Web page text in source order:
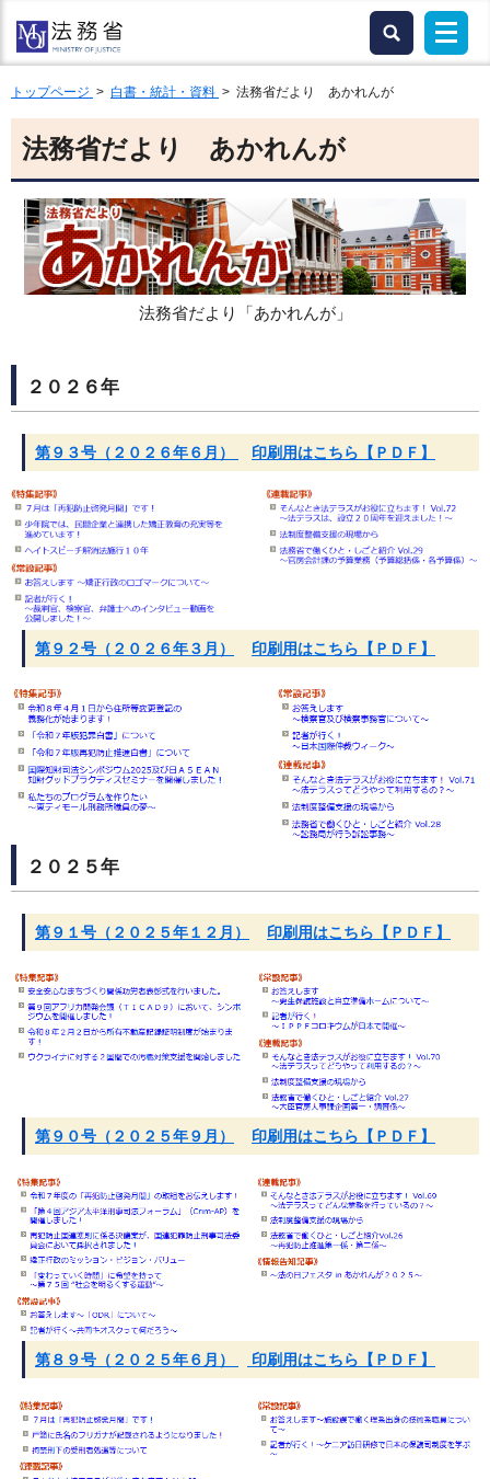
トップページ > 白書・統計・資料 > 法務省だより あかれんが
法務省だより あかれんが
法務省だより「あかれんが」
２０２６年
第９３号（２０２６年６月） 印刷用はこちら【ＰＤＦ】
第９２号（２０２６年３月） 印刷用はこちら【ＰＤＦ】
２０２５年
第９１号（２０２５年１２月） 印刷用はこちら【ＰＤＦ】
第９０号（２０２５年９月） 印刷用はこちら【ＰＤＦ】
第８９号（２０２５年６月） 印刷用はこちら【ＰＤＦ】